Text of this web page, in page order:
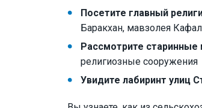
Посетите главный
Баракхан, мавзолея
Рассмотрите
религиозные сооружения
Увидите лабиринт улиц